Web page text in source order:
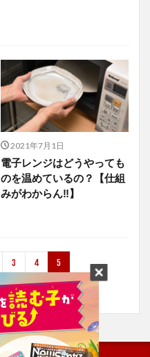
2021年7月1日
電子レンジはどうやっても
のを温めているの？【仕組
みがわからん‼】
3 4 5